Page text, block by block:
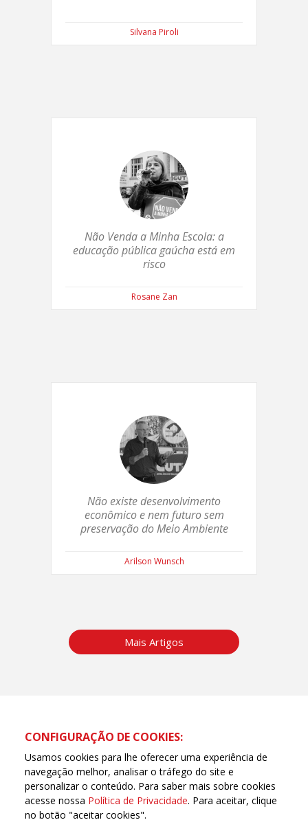
Silvana Piroli
Não Venda a Minha Escola: a
educação pública gaúcha está em
risco
Rosane Zan
Não existe desenvolvimento
econômico e nem futuro sem
preservação do Meio Ambiente
Arilson Wunsch
Mais Artigos
CONFIGURAÇÃO DE COOKIES:
Usamos cookies para lhe oferecer uma experiência de
navegação melhor, analisar o tráfego do site e
personalizar o conteúdo. Para saber mais sobre cookies
acesse nossa Política de Privacidade. Para aceitar, clique
no botão "aceitar cookies".